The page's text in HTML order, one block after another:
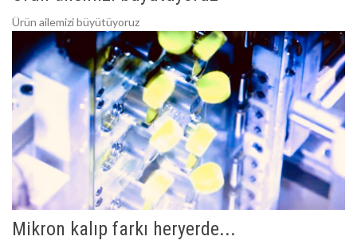
Ürün ailemizi büyütüyoruz
Mikron kalıp farkı heryerde...